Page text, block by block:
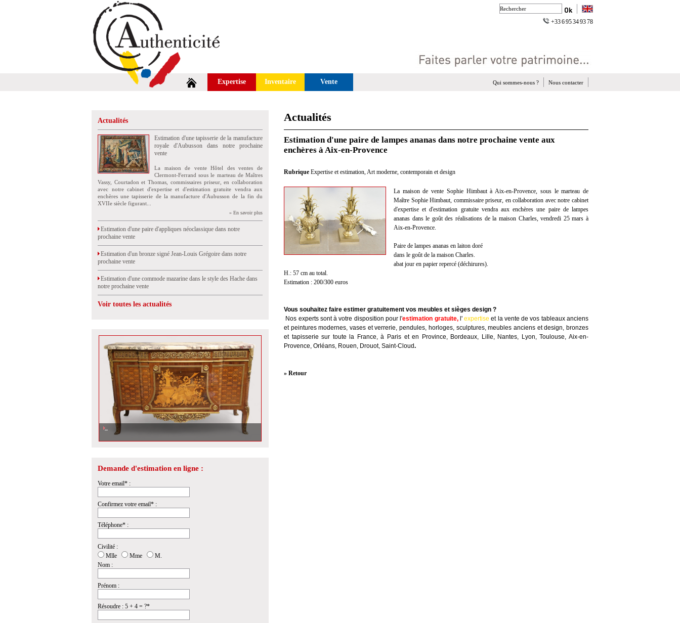
+33 6 95 34 93 78
Expertise Inventaire Vente Nous contacter
Qui sommes-nous ?
Actualités
Estimation d'une tapisserie de la manufacture
royale d'Aubusson dans notre prochaine
vente
La maison de vente Hôtel des ventes de
Clermont-Ferrand sous le marteau de Maîtres
Vassy, Courtadon et Thomas, commissaires priseur, en collaboration
avec notre cabinet d'expertise et d'estimation gratuite vendra aux
enchères une tapisserie de la manufacture d'Aubusson de la fin du
XVIIe siècle figurant...
» En savoir plus
Estimation d'une paire d'appliques néoclassique dans notre
prochaine vente
Estimation d'un bronze signé Jean-Louis Grégoire dans notre
prochaine vente
Estimation d'une commode mazarine dans le style des Hache dans
notre prochaine vente
Voir toutes les actualités
Demande d'estimation en ligne :
Votre email* :
Confirmez votre email* :
Téléphone* :
Civilité :
Mlle
Mme
M.
Nom :
Prénom :
Résoudre : 5 + 4 = ?*
Actualités
Estimation d'une paire de lampes ananas dans notre prochaine vente aux
enchères à Aix-en-Provence
Rubrique Expertise et estimation,Art moderne, contemporain et design
La maison de vente Sophie Himbaut à Aix-en-Provence, sous le marteau de
Maître Sophie Himbaut, commissaire priseur, en collaboration avec notre cabinet
d'expertise et d'estimation gratuite vendra aux enchères une paire de lampes
ananas dans le goût des réalisations de la maison Charles, vendredi 25 mars à
Aix-en-Provence.
Paire de lampes ananas en laiton doré
dans le goût de la maison Charles.
abat jour en papier repercé (déchirures).
H.: 57 cm au total.
Estimation : 200/300 euros
Vous souhaitez faire estimer gratuitement vos meubles et sièges design ?
Nos experts sont à votre disposition pour l'estimation gratuite, l'expertise et la vente de vos tableaux anciens
et peintures modernes, vases et verrerie, pendules, horloges, sculptures, meubles anciens et design, bronzes
et tapisserie sur toute la France, à Paris et en Province, Bordeaux, Lille, Nantes, Lyon, Toulouse, Aix-en-
Provence, Orléans, Rouen, Drouot, Saint-Cloud.
» Retour